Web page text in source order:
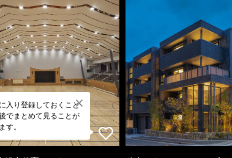
入り登録しておくこと
でまとめて見ることが
す。